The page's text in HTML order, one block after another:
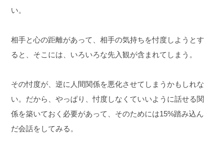
い。
相手と心の距離があって、相手の気持ちを忖度しようとす
ると、そこには、いろいろな先入観が含まれてしまう。
その忖度が、逆に人間関係を悪化させてしまうかもしれな
い。だから、やっぱり、忖度しなくていいように話せる関
係を築いておく必要があって、そのためには15%踏み込ん
だ会話をしてみる。